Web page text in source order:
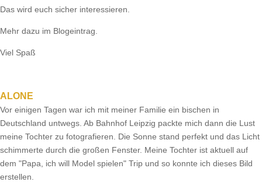
Das wird euch sicher interessieren.
Mehr dazu im Blogeintrag.
Viel Spaß
ALONE
Vor einigen Tagen war ich mit meiner Familie ein bischen in
Deutschland untwegs. Ab Bahnhof Leipzig packte mich dann die Lust
meine Tochter zu fotografieren. Die Sonne stand perfekt und das Licht
schimmerte durch die großen Fenster. Meine Tochter ist aktuell auf
dem "Papa, ich will Model spielen" Trip und so konnte ich dieses Bild
erstellen.